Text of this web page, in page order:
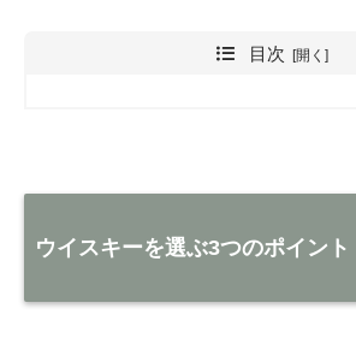
目次
ウイスキーを選ぶ3つのポイント